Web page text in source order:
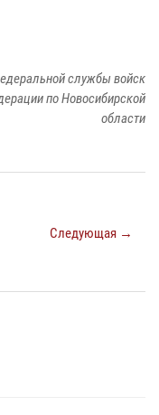
службы войск
по Новосибирской
области
Следующая →